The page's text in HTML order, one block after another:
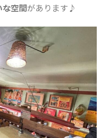
4月
年2月
年1月
年12月
年11月
年10月
年9月
年8月
空間があります♪